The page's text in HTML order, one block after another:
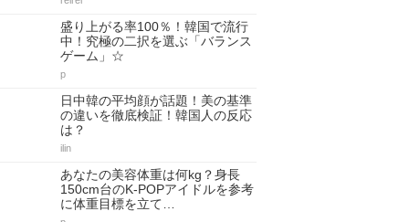
盛り上がる率100％！韓国で流行
中！究極の二択を選ぶ「バランス
ゲーム」☆
p
日中韓の平均顔が話題！美の基準
の違いを徹底検証！韓国人の反応
は？
ilin
あなたの美容体重は何kg？身長
150cm台のK-POPアイドルを参考
に体重目標を立て…